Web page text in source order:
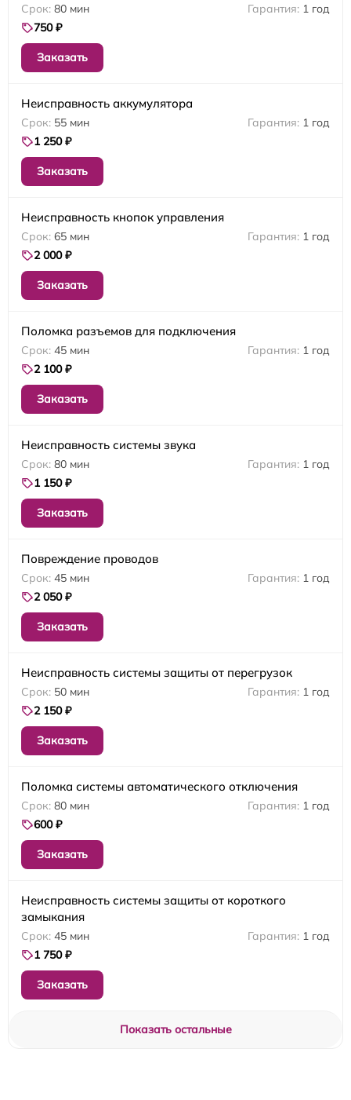
80 мин
1 год
750 ₽
Заказать
Неисправность аккумулятора
55 мин
1 год
1 250 ₽
Заказать
Неисправность кнопок управления
65 мин
1 год
2 000 ₽
Заказать
Поломка разъемов для подключения
45 мин
1 год
2 100 ₽
Заказать
Неисправность системы звука
80 мин
1 год
1 150 ₽
Заказать
Повреждение проводов
45 мин
1 год
2 050 ₽
Заказать
Неисправность системы защиты от перегрузок
50 мин
1 год
2 150 ₽
Заказать
Поломка системы автоматического отключения
80 мин
1 год
600 ₽
Заказать
Неисправность системы защиты от короткого
замыкания
45 мин
1 год
1 750 ₽
Заказать
Показать остальные